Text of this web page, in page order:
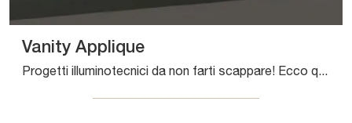
Vanity Applique
Progetti illuminotecnici da non farti scappare! Ecco qui la lampada da parete Vanity Applique di Pentalight.